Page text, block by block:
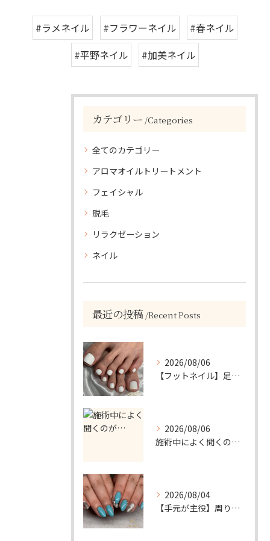
#ラメネイル #フラワーネイル
#春ネイル
#平野ネイル
#加美ネイル
カテゴリー Categories
全てのカテゴリー
アロマオイルトリートメント
フェイシャル
脱毛
リラクゼーション
ネイル
最近の投稿 Recent Posts
2026/08/06
【フットネイル】足元がパッと映える！ホワイトワンカラーネイル
2026/08/06
施術中によく聞くのが…
2026/08/04
【手元が主役】周りと差がつく！ターコイズ×シルバーラメのアクセントネイル